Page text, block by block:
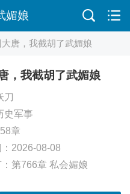
媚娘
唐，我截胡了武媚娘
，我截胡了武媚娘
刀
史军事
章
2026-08-08
第766章 私会媚娘